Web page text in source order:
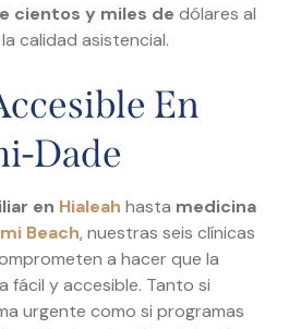
cientos y miles de dólares al
calidad asistencial.
En
Dade
en Hialeah hasta medicina
Beach, nuestras seis clínicas
a hacer que la
fácil y accesible. Tanto si
urgente como si programas